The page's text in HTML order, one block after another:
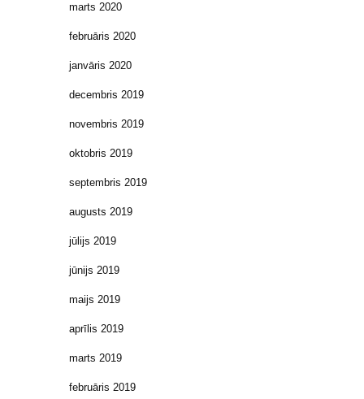
marts 2020
februāris 2020
janvāris 2020
decembris 2019
novembris 2019
oktobris 2019
septembris 2019
augusts 2019
jūlijs 2019
jūnijs 2019
maijs 2019
aprīlis 2019
marts 2019
februāris 2019